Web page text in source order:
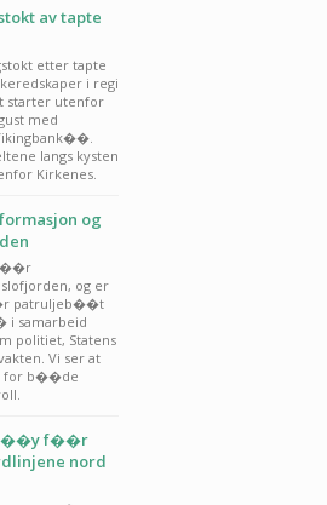
av tapte
etter tapte
i regi
starter utenfor
med
langs kysten
Kirkenes.
og
og er
patruljeb��t
i samarbeid
politiet, Statens
Vi ser at
for b��de
f��r
nord